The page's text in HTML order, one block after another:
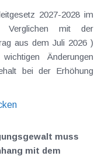
2027-2028 im
Verglichen mit der
aus dem Juli 2026 )
Änderungen
muss
mit dem